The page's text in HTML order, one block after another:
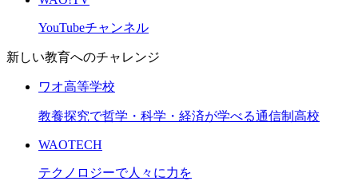
YouTubeチャンネル
新しい教育へのチャレンジ
ワオ高等学校
教養探究で哲学・科学・経済が学べる通信制高校
WAOTECH
テクノロジーで人々に力を